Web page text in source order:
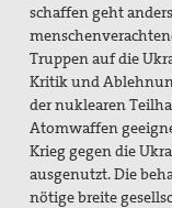
schaffen geht
Truppen auf die
Kritik und
der nuklearen
Atomwaffen
Krieg gegen die
ausgenutzt. Die
nötige breite